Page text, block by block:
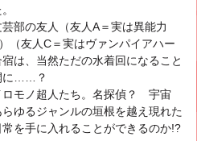
部の友人（友人A＝実は異能力
（友人C＝実はヴァンパイアハー
は、当然ただの水着回になること
に……？
モノ超人たち。名探偵？ 宇宙
ゆるジャンルの垣根を越え現れた
を手に入れることができるのか!?